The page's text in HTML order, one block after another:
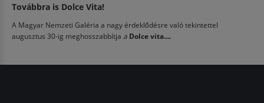
Továbbra is Dolce Vita!
A Magyar Nemzeti Galéria a nagy érdeklődésre való tekintettel
augusztus 30-ig meghosszabbítja a Dolce vita....